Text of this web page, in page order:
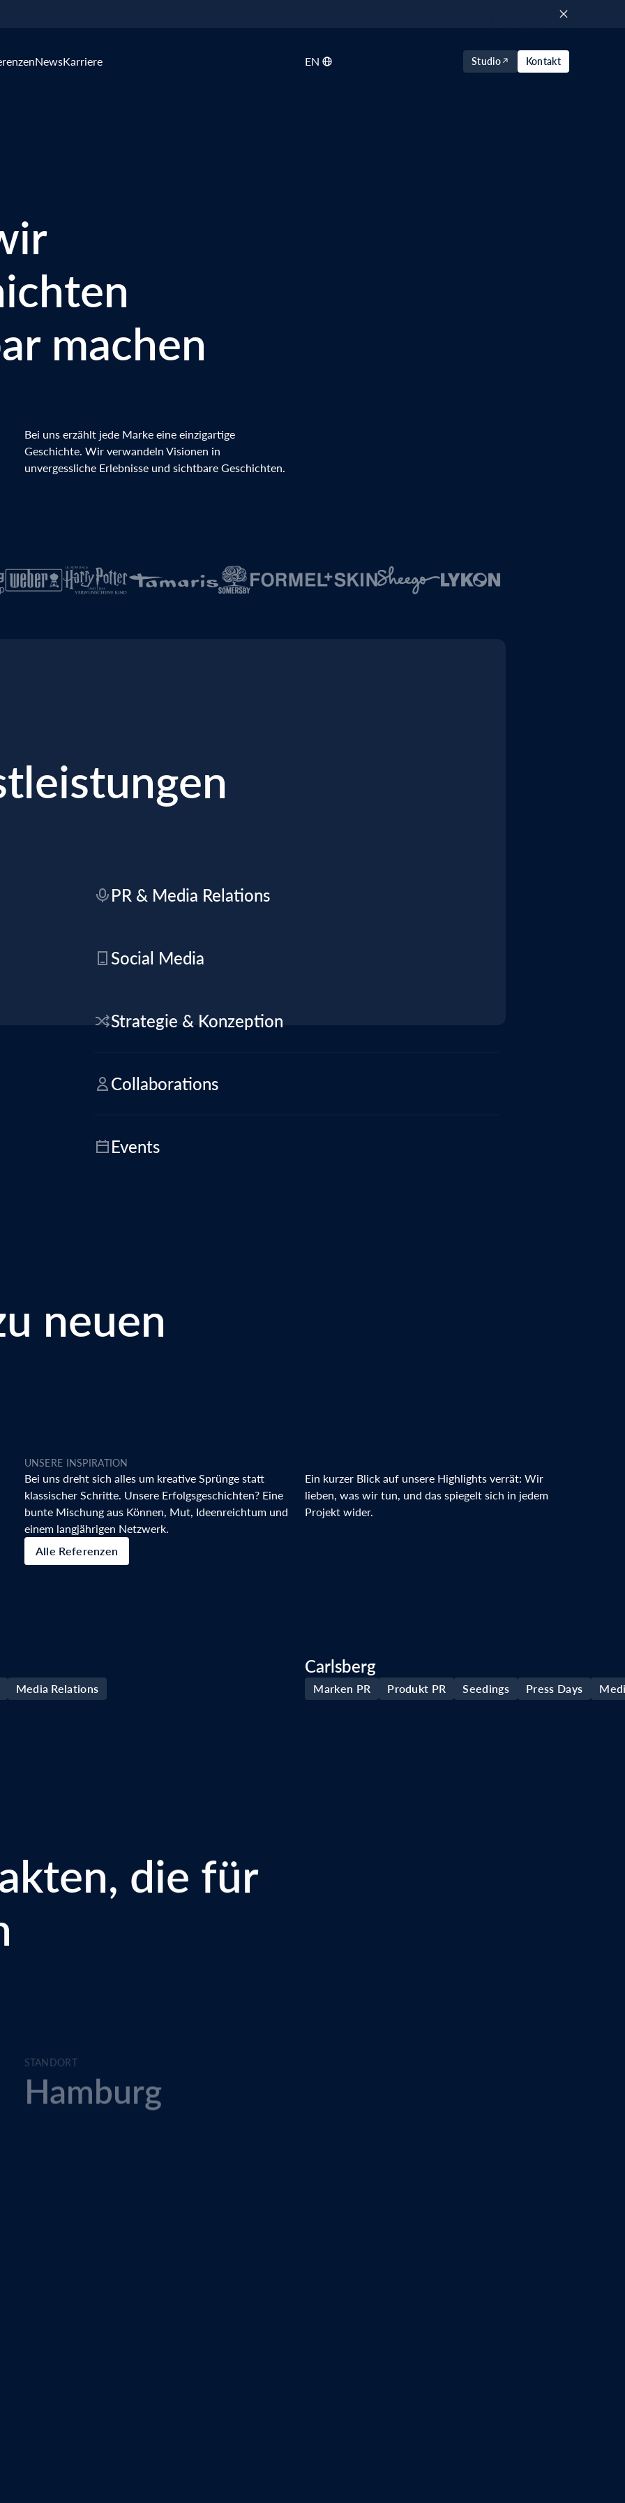
NewsKarriere EN Studio Kontakt
machen
Bei uns erzählt jede Marke eine einzigartige
Geschichte. Wir verwandeln Visionen in
unvergessliche Erlebnisse und sichtbare Geschichten.
PR & Media Relations
Social Media
Strategie & Konzeption
Collaborations
Events
neuen
UNSERE INSPIRATION
Bei uns dreht sich alles um kreative Sprünge statt
klassischer Schritte. Unsere Erfolgsgeschichten? Eine
bunte Mischung aus ​Können, ​Mut, Ideenreichtum und
einem langjährigen Netzwerk.
Ein kurzer Blick auf ​unsere​ Highlights verrät: Wir
lieben, was wir tun, und das spiegelt sich in jedem
Projekt wider.
Alle Referenzen
Media Relations
Carlsberg
Marken PR Produkt PR Seedings Press Days
die für
Hamburg